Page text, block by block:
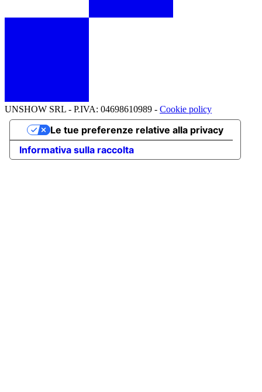
UNSHOW SRL - P.IVA: 04698610989 - Cookie policy
Informativa sulla raccolta
Le tue preferenze relative alla privacy